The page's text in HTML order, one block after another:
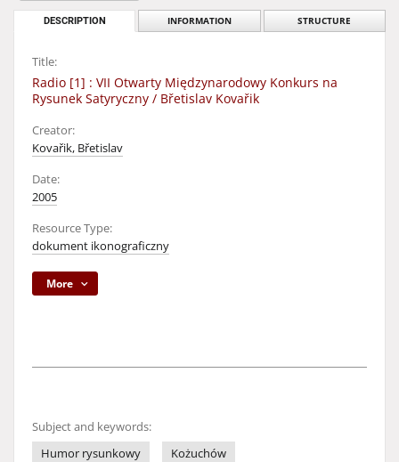
DESCRIPTION INFORMATION STRUCTURE
Title:
Radio [1] : VII Otwarty Międzynarodowy Konkurs na
Rysunek Satyryczny / Břetislav Kovařik
Creator:
Kovařik, Břetislav
Date:
2005
Resource Type:
dokument ikonograficzny
More
Subject and keywords:
Humor rysunkowy
Kożuchów